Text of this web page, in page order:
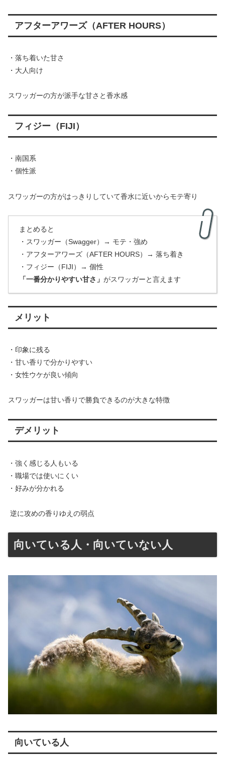
アフターアワーズ（AFTER HOURS）
・落ち着いた甘さ
・大人向け
スワッガーの方が派手な甘さと香水感
フィジー（FIJI）
・南国系
・個性派
スワッガーの方がはっきりしていて香水に近いからモテ寄り
まとめると
・スワッガー（Swagger）→ モテ・強め
・アフターアワーズ（AFTER HOURS）→ 落ち着き
・フィジー（FIJI）→ 個性
「一番分かりやすい甘さ」 がスワッガーと言えます
メリット
・印象に残る
・甘い香りで分かりやすい
・女性ウケが良い傾向
スワッガーは甘い香りで勝負できるのが大きな特徴
デメリット
・強く感じる人もいる
・職場では使いにくい
・好みが分かれる
逆に攻めの香りゆえの弱点
向いている人・向いていない人
向いている人